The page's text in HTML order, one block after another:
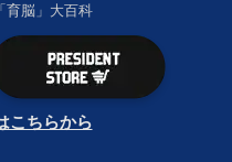
育脳」大百科
こちらから